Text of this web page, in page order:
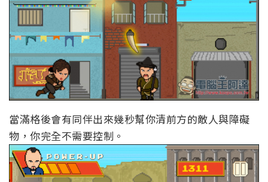
當滿格後會有同伴出來幾秒幫你清前方的敵人與障礙
物，你完全不需要控制。